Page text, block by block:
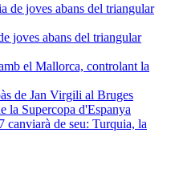
joves abans del triangular
de Jan Virgili al Bruges
canviarà de seu: Turquia, la